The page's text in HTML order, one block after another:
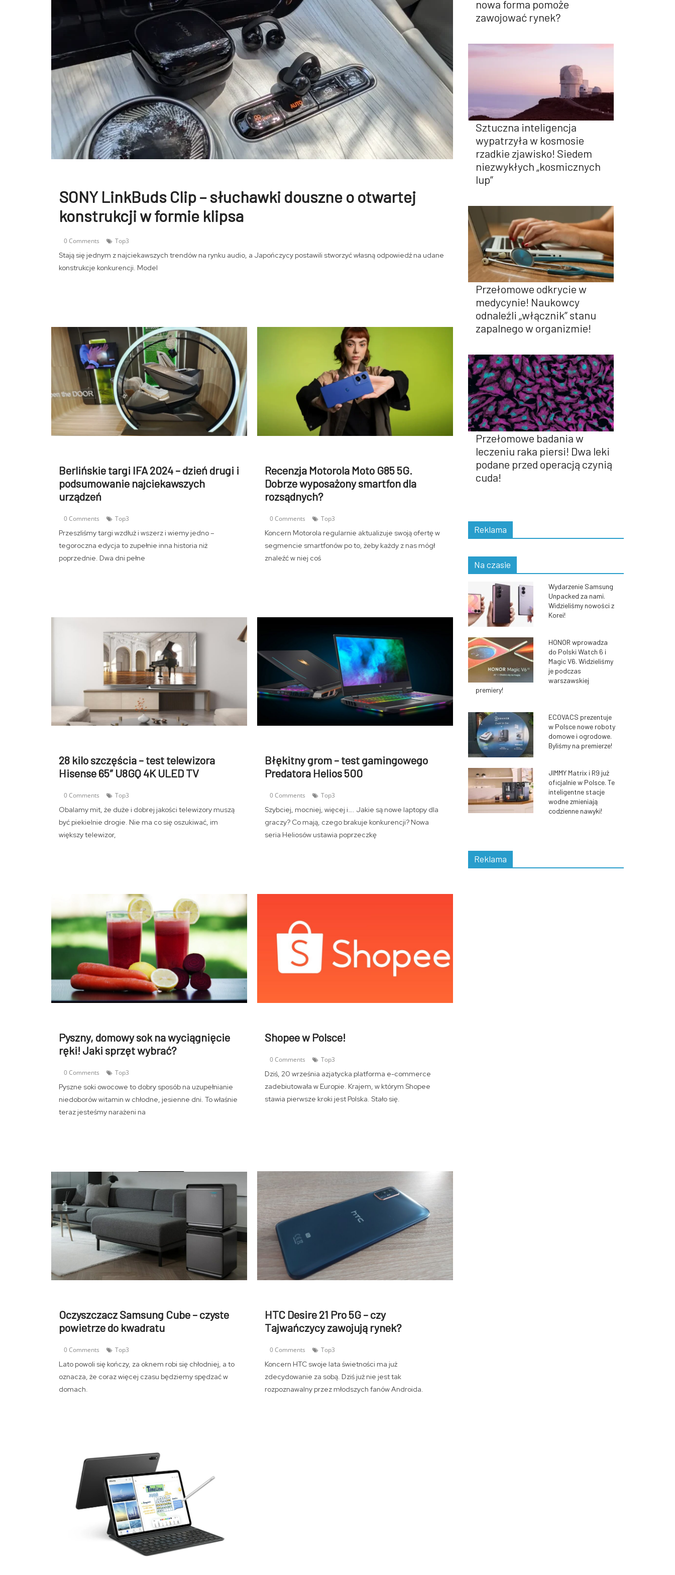
SONY LinkBuds Clip – słuchawki douszne o otwartej
konstrukcji w formie klipsa
0 Comments Top3
Stają się jednym z najciekawszych trendów na rynku audio, a Japończycy postawili stworzyć własną odpowiedź na udane
konstrukcje konkurencji. Model
Berlińskie targi IFA 2024 – dzień drugi i
podsumowanie najciekawszych
urządzeń
0 Comments Top3
Przeszliśmy targi wzdłuż i wszerz i wiemy jedno –
tegoroczna edycja to zupełnie inna historia niż
poprzednie. Dwa dni pełne
Recenzja Motorola Moto G85 5G.
Dobrze wyposażony smartfon dla
rozsądnych?
0 Comments Top3
Koncern Motorola regularnie aktualizuje swoją ofertę w
segmencie smartfonów po to, żeby każdy z nas mógł
znaleźć w niej coś
28 kilo szczęścia – test telewizora
Hisense 65″ U8GQ 4K ULED TV
0 Comments Top3
Obalamy mit, że duże i dobrej jakości telewizory muszą
być piekielnie drogie. Nie ma co się oszukiwać, im
większy telewizor,
Błękitny grom – test gamingowego
Predatora Helios 500
0 Comments Top3
Szybciej, mocniej, więcej i…. Jakie są nowe laptopy dla
graczy? Co mają, czego brakuje konkurencji? Nowa
seria Heliosów ustawia poprzeczkę
Pyszny, domowy sok na wyciągnięcie
ręki! Jaki sprzęt wybrać?
0 Comments Top3
Pyszne soki owocowe to dobry sposób na uzupełnianie
niedoborów witamin w chłodne, jesienne dni. To właśnie
teraz jesteśmy narażeni na
Shopee w Polsce!
0 Comments Top3
Dziś, 20 września azjatycka platforma e-commerce
zadebiutowała w Europie. Krajem, w którym Shopee
stawia pierwsze kroki jest Polska. Stało się.
Oczyszczacz Samsung Cube – czyste
powietrze do kwadratu
0 Comments Top3
Lato powoli się kończy, za oknem robi się chłodniej, a to
oznacza, że coraz więcej czasu będziemy spędzać w
domach.
HTC Desire 21 Pro 5G – czy
Tajwańczycy zawojują rynek?
0 Comments Top3
Koncern HTC swoje lata świetności ma już
zdecydowanie za sobą. Dziś już nie jest tak
rozpoznawalny przez młodszych fanów Androida.
nowa forma pomoże
zawojować rynek?
Sztuczna inteligencja
wypatrzyła w kosmosie
rzadkie zjawisko! Siedem
niezwykłych „kosmicznych
lup”
Przełomowe odkrycie w
medycynie! Naukowcy
odnaleźli „włącznik” stanu
zapalnego w organizmie!
Przełomowe badania w
leczeniu raka piersi! Dwa leki
podane przed operacją czynią
cuda!
Reklama
Na czasie
Wydarzenie Samsung
Unpacked za nami.
Widzieliśmy nowości z
Korei!
HONOR wprowadza
do Polski Watch 6 i
Magic V6. Widzieliśmy
je podczas
warszawskiej
premiery!
ECOVACS prezentuje
w Polsce nowe roboty
domowe i ogrodowe.
Byliśmy na premierze!
JIMMY Matrix i R9 już
oficjalnie w Polsce. Te
inteligentne stacje
wodne zmieniają
codzienne nawyki!
Reklama